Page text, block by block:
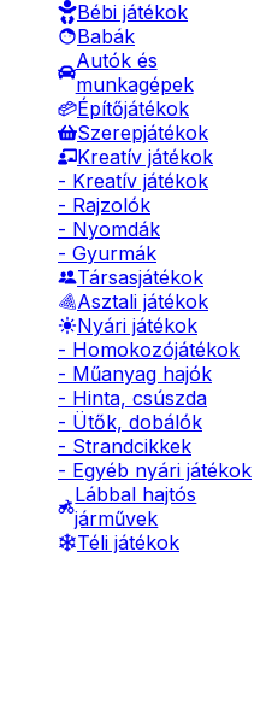
Bébi játékok
Babák
Autók és
munkagépek
Építőjátékok
Szerepjátékok
Kreatív játékok
- Kreatív játékok
- Rajzolók
- Nyomdák
- Gyurmák
Társasjátékok
Asztali játékok
Nyári játékok
- Homokozójátékok
- Műanyag hajók
- Hinta, csúszda
- Ütők, dobálók
- Strandcikkek
- Egyéb nyári játékok
Lábbal hajtós
járművek
Téli játékok